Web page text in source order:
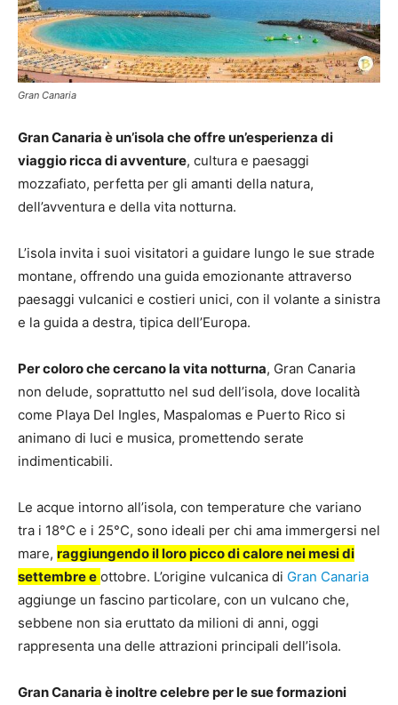
Gran Canaria
Gran Canaria è un’isola che offre un’esperienza di
viaggio ricca di avventure, cultura e paesaggi
mozzafiato, perfetta per gli amanti della natura,
dell’avventura e della vita notturna.
L’isola invita i suoi visitatori a guidare lungo le sue strade
montane, offrendo una guida emozionante attraverso
paesaggi vulcanici e costieri unici, con il volante a sinistra
e la guida a destra, tipica dell’Europa.
Per coloro che cercano la vita notturna, Gran Canaria
non delude, soprattutto nel sud dell’isola, dove località
come Playa Del Ingles, Maspalomas e Puerto Rico si
animano di luci e musica, promettendo serate
indimenticabili.
Le acque intorno all’isola, con temperature che variano
tra i 18°C e i 25°C, sono ideali per chi ama immergersi nel
mare, raggiungendo il loro picco di calore nei mesi di
settembre e ottobre. L’origine vulcanica di Gran Canaria
aggiunge un fascino particolare, con un vulcano che,
sebbene non sia eruttato da milioni di anni, oggi
rappresenta una delle attrazioni principali dell’isola.
Gran Canaria è inoltre celebre per le sue formazioni